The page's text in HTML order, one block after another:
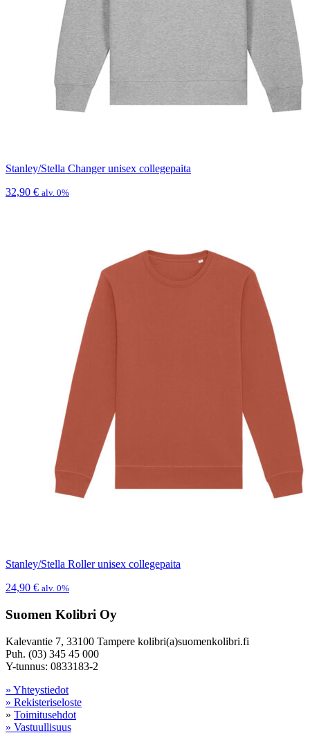
Stanley/Stella Changer unisex collegepaita
32,90 € alv. 0%
Stanley/Stella Roller unisex collegepaita
24,90 € alv. 0%
Suomen Kolibri Oy
Kalevantie 7, 33100 Tampere kolibri(a)suomenkolibri.fi
Puh. (03) 345 45 000
Y-tunnus: 0833183-2
» Yhteystiedot
» Rekisteriseloste
» Toimitusehdot
» Vastuullisuus